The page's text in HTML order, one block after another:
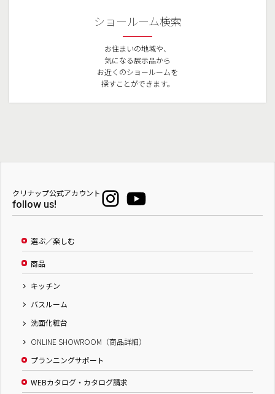
ショールーム検索
お住まいの地域や、
気になる展示品から
お近くのショールームを
探すことができます。
クリナップ公式アカウント
follow us!
選ぶ／楽しむ
商品
キッチン
バスルーム
洗面化粧台
ONLINE SHOWROOM（商品詳細）
プランニングサポート
WEBカタログ・カタログ請求